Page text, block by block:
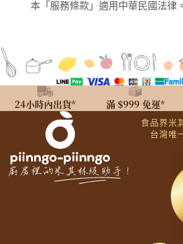
本「服務條款」適用中華民國法律。
24小時內出貨* 滿 $999 免運*
食品界米
台灣唯